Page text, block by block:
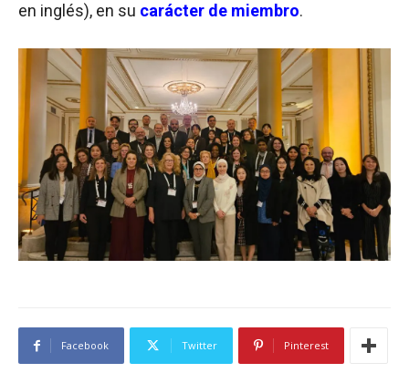
en inglés), en su carácter de miembro.
Facebook Twitter Pinterest